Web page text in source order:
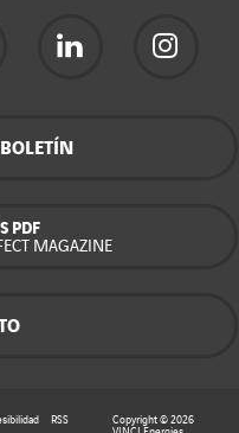
PDF
MAGAZINE
RSS
Copyright © 2026